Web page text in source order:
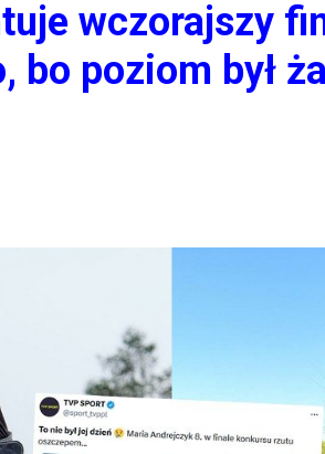
wczorajszy
bo poziom był